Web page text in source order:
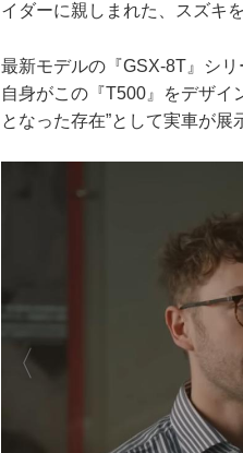
イダーに親しまれた、スズキ
最新モデルの『GSX-8T』シ
自身がこの『T500』をデザイ
となった存在”として実車が展